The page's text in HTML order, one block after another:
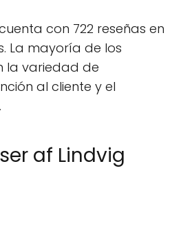
con 722 reseñas en
La mayoría de los
la variedad de
al cliente y el
af Lindvig